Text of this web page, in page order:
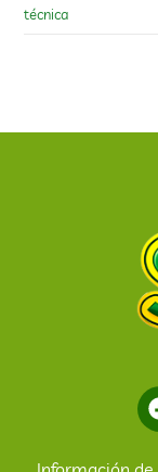
técnica